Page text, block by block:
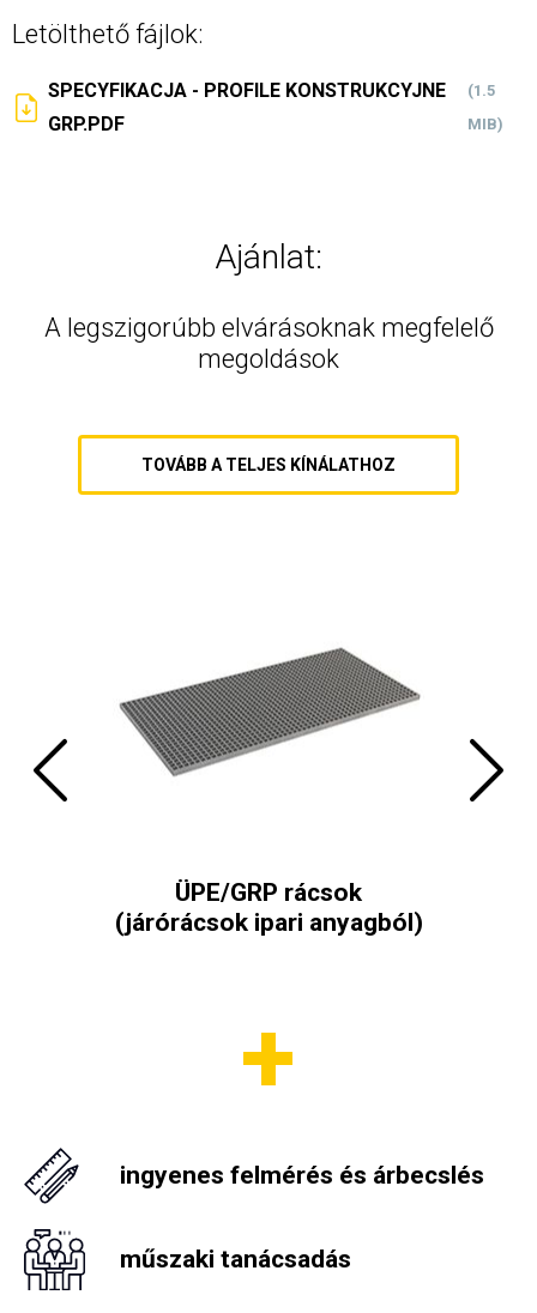
Letölthető fájlok:
SPECYFIKACJA - PROFILE KONSTRUKCYJNE
GRP.PDF
(1.5
MIB)
Ajánlat:
A legszigorúbb elvárásoknak megfelelő
megoldások
TOVÁBB A TELJES KÍNÁLATHOZ
ÜPE/GRP rácsok
(járórácsok ipari anyagból)
ingyenes felmérés és árbecslés
műszaki tanácsadás